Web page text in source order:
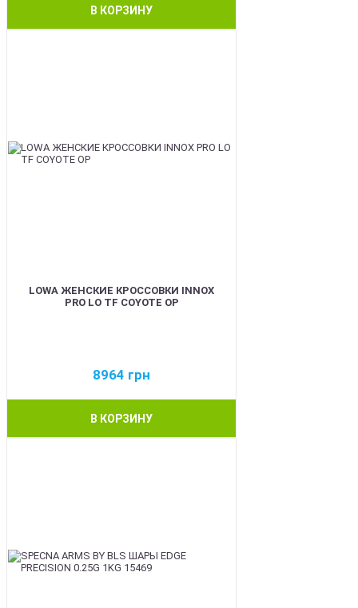
В КОРЗИНУ
LOWA ЖЕНСКИЕ КРОССОВКИ INNOX
PRO LO TF COYOTE OP
8964 грн
В КОРЗИНУ